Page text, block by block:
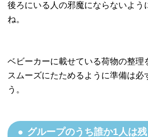
後ろにいる人の邪魔にならないよう
ね。
ベビーカーに載せている荷物の整理
スムーズにたためるように準備は必
う。
グループのうち誰か1人は